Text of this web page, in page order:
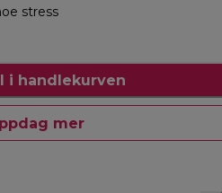
stress
i handlekurven
mer